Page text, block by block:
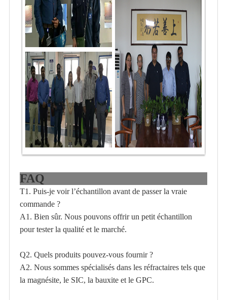
FAQ
T1. Puis-je voir l’échantillon avant de passer la vraie
commande ?
A1. Bien sûr. Nous pouvons offrir un petit échantillon
pour tester la qualité et le marché.
Q2. Quels produits pouvez-vous fournir ?
A2. Nous sommes spécialisés dans les réfractaires tels que
la magnésite, le SIC, la bauxite et le GPC.